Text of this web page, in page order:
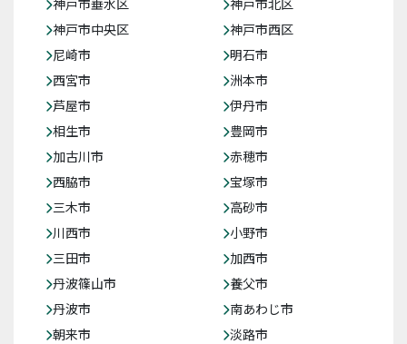
神戸市垂水区
神戸市北区
神戸市中央区
神戸市西区
尼崎市
明石市
西宮市
洲本市
芦屋市
伊丹市
相生市
豊岡市
加古川市
赤穂市
西脇市
宝塚市
三木市
高砂市
川西市
小野市
三田市
加西市
丹波篠山市
養父市
丹波市
南あわじ市
朝来市
淡路市